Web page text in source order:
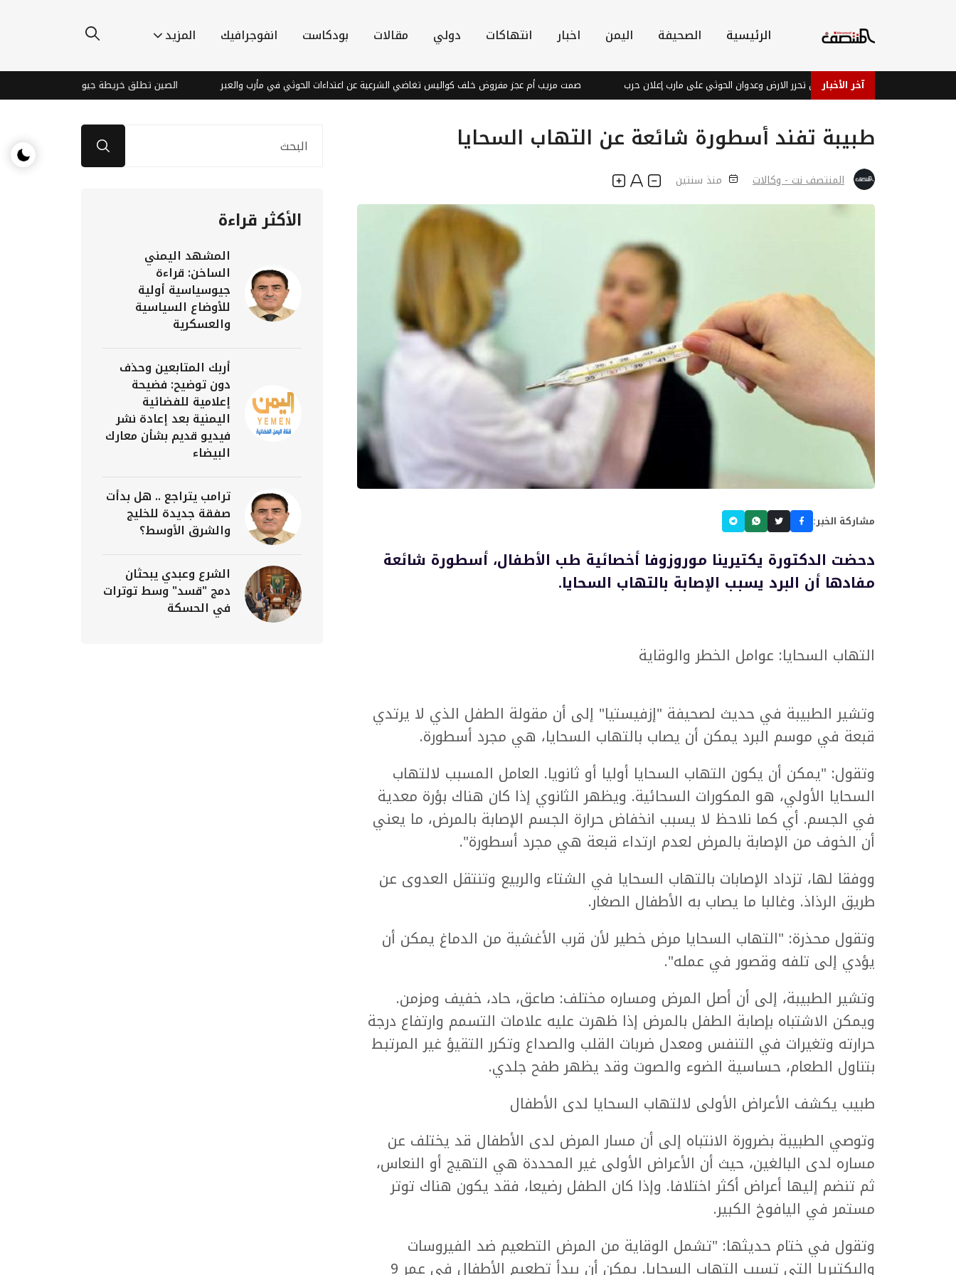
الرئيسية الصحيفة اليمن اخبار انتهاكات دولي مقالات بودكاست انفوجرافيك المزيد
آخر الأخبار
تصريحات الشرعية لن تحرر الارض وعدوان الحوثي على مارب إعلان حرب صمت مريب أم عجز مفروض خلف كواليس تغاضي الشرعية عن اعتداءات الحوثي في مأرب والعبر الصين تطلق خريطة جيولوجية قمرية فائقة الدقة
طبيبة تفند أسطورة شائعة عن التهاب السحايا
المنتصف نت - وكالات منذ سنتين
مشاركة الخبر:
دحضت الدكتورة يكتيرينا موروزوفا أخصائية طب الأطفال، أسطورة شائعة
مفادها أن البرد يسبب الإصابة بالتهاب السحايا.
التهاب السحايا: عوامل الخطر والوقاية
وتشير الطبيبة في حديث لصحيفة "إزفيستيا" إلى أن مقولة الطفل الذي لا يرتدي
قبعة في موسم البرد يمكن أن يصاب بالتهاب السحايا، هي مجرد أسطورة.
وتقول: "يمكن أن يكون التهاب السحايا أوليا أو ثانويا. العامل المسبب لالتهاب
السحايا الأولي، هو المكورات السحائية. ويظهر الثانوي إذا كان هناك بؤرة معدية
في الجسم. أي كما نلاحظ لا يسبب انخفاض حرارة الجسم الإصابة بالمرض، ما يعني
أن الخوف من الإصابة بالمرض لعدم ارتداء قبعة هي مجرد أسطورة".
ووفقا لها، تزداد الإصابات بالتهاب السحايا في الشتاء والربيع وتنتقل العدوى عن
طريق الرذاذ. وغالبا ما يصاب به الأطفال الصغار.
وتقول محذرة: "التهاب السحايا مرض خطير لأن قرب الأغشية من الدماغ يمكن أن
يؤدي إلى تلفه وقصور في عمله".
وتشير الطبيبة، إلى أن أصل المرض ومساره مختلف: صاعق، حاد، خفيف ومزمن.
ويمكن الاشتباه بإصابة الطفل بالمرض إذا ظهرت عليه علامات التسمم وارتفاع درجة
حرارته وتغيرات في التنفس ومعدل ضربات القلب والصداع وتكرر التقيؤ غير المرتبط
بتناول الطعام، حساسية الضوء والصوت وقد يظهر طفح جلدي.
طبيب يكشف الأعراض الأولى لالتهاب السحايا لدى الأطفال
وتوصي الطبيبة بضرورة الانتباه إلى أن مسار المرض لدى الأطفال قد يختلف عن
مساره لدى البالغين، حيث أن الأعراض الأولى غير المحددة هي التهيج أو النعاس،
ثم تنضم إليها أعراض أكثر اختلافا. وإذا كان الطفل رضيعا، فقد يكون هناك توتر
مستمر في اليافوخ الكبير.
وتقول في ختام حديثها: "تشمل الوقاية من المرض التطعيم ضد الفيروسات
والبكتيريا التي تسبب التهاب السحايا. يمكن أن يبدأ تطعيم الأطفال في عمر 9
الأكثر قراءة
المشهد اليمني
الساخن: قراءة
جيوسياسية أولية
للأوضاع السياسية
والعسكرية
أربك المتابعين وحذف
دون توضيح: فضيحة
إعلامية للفضائية
اليمنية بعد إعادة نشر
فيديو قديم بشأن معارك
البيضاء
ترامب يتراجع .. هل بدأت
صفقة جديدة للخليج
والشرق الأوسط؟
الشرع وعبدي يبحثان
دمج "قسد" وسط توترات
في الحسكة